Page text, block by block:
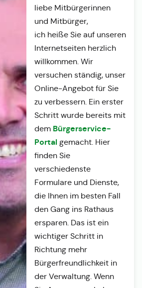
liebe Mitbürgerinnen
und Mitbürger,
ich heiße Sie auf unseren
Internetseiten herzlich
willkommen. Wir
versuchen ständig, unser
Online-Angebot für Sie
zu verbessern. Ein erster
Schritt wurde bereits mit
dem Bürgerservice-
Portalgemacht. Hier
finden Sie
verschiedenste
Formulare und Dienste,
die Ihnen im besten Fall
den Gang ins Rathaus
ersparen. Das ist ein
wichtiger Schritt in
Richtung mehr
Bürgerfreundlichkeit in
der Verwaltung. Wenn